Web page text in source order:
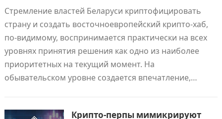
Стремление властей Беларуси криптофицировать
страну и создать восточноевропейский крипто-хаб,
по-видимому, воспринимается практически на всех
уровнях принятия решения как одно из наиболее
приоритетных на текущий момент. На
обывательском уровне создается впечатление,…
Крипто-перпы мимикрируют